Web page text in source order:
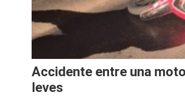
Accidente entre una
leves